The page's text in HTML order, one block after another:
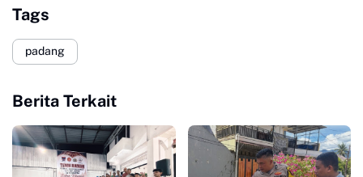
Tags
padang
Berita Terkait